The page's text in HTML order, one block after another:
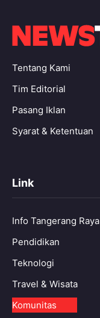
Tentang Kami
Tim Editorial
Pasang Iklan
Syarat & Ketentuan
Link
Info Tangerang Raya
Pendidikan
Teknologi
Travel & Wisata
Komunitas